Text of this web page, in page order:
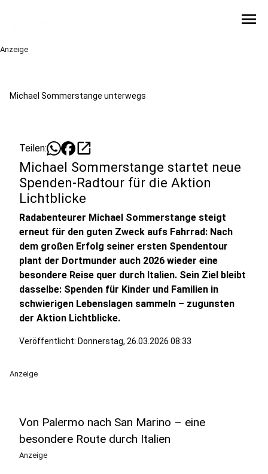
menu
Anzeige
Michael Sommerstange unterwegs
Teilen: open_in_new
Michael Sommerstange startet neue
Spenden-Radtour für die Aktion
Lichtblicke
Radabenteurer Michael Sommerstange steigt
erneut für den guten Zweck aufs Fahrrad: Nach
dem großen Erfolg seiner ersten Spendentour
plant der Dortmunder auch 2026 wieder eine
besondere Reise quer durch Italien. Sein Ziel bleibt
dasselbe: Spenden für Kinder und Familien in
schwierigen Lebenslagen sammeln – zugunsten
der Aktion Lichtblicke.
Veröffentlicht: Donnerstag, 26.03.2026 08:33
Anzeige
Von Palermo nach San Marino – eine
besondere Route durch Italien
Anzeige